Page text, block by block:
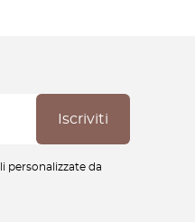
personalizzate da